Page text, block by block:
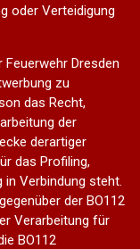
oder Verteidigung
Dresden
zu
das Recht,
der
derartiger
das Profiling,
Verbindung steht.
der BO112
Verarbeitung für
BO112